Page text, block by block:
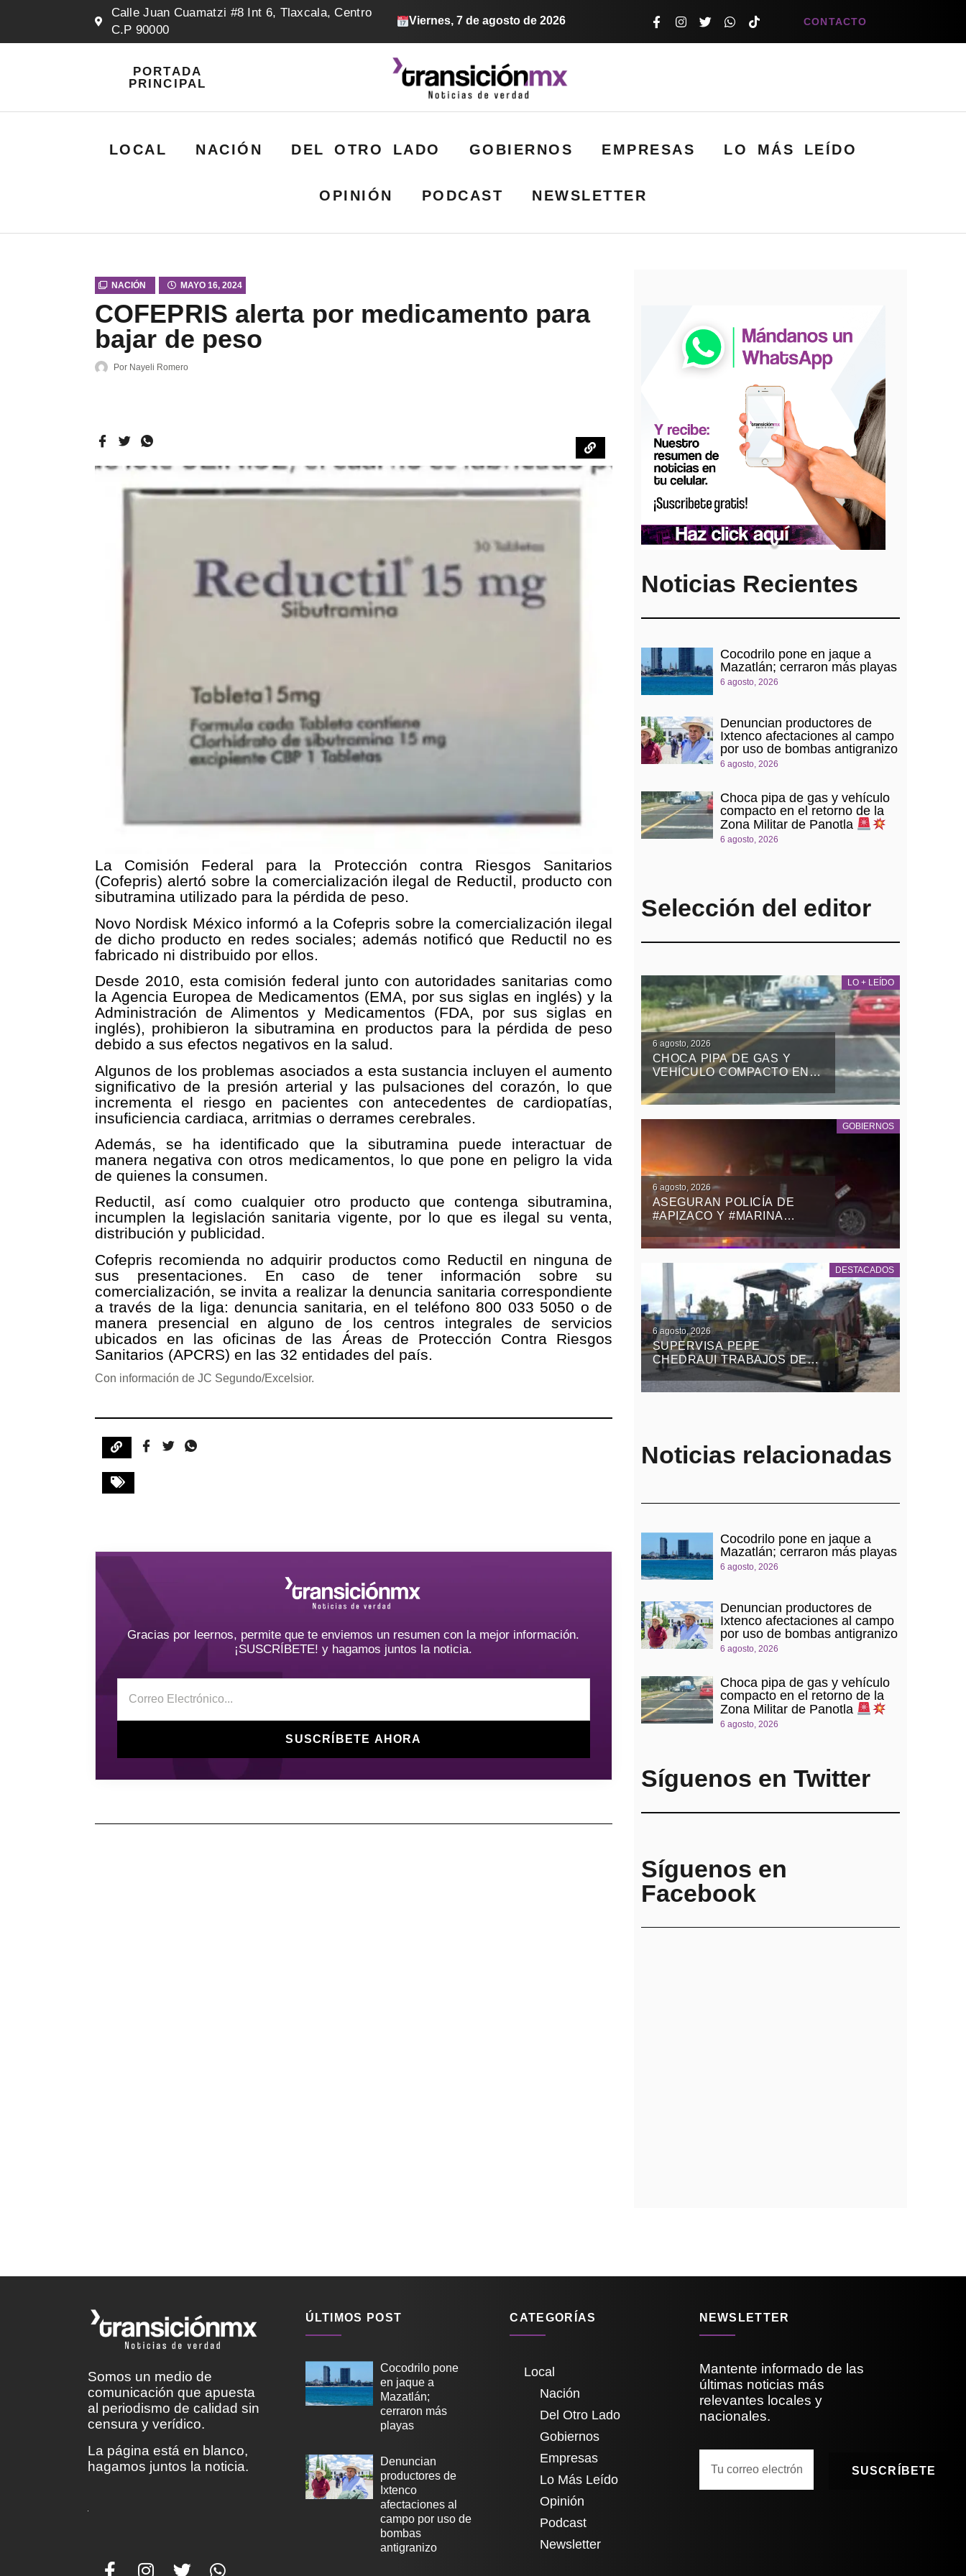
Calle Juan Cuamatzi #8 Int 6, Tlaxcala, Centro
C.P 90000
Viernes, 7 de agosto de 2026 CONTACTO
PORTADA
PRINCIPAL
LOCAL NACIÓN DEL OTRO LADO GOBIERNOS EMPRESAS LO MÁS LEÍDO
OPINIÓN PODCAST NEWSLETTER
NACIÓN MAYO 16, 2024
COFEPRIS alerta por medicamento para
bajar de peso
Por Nayeli Romero
La Comisión Federal para la Protección contra Riesgos Sanitarios
(Cofepris) alertó sobre la comercialización ilegal de Reductil, producto con
sibutramina utilizado para la pérdida de peso.
Novo Nordisk México informó a la Cofepris sobre la comercialización ilegal
de dicho producto en redes sociales; además notificó que Reductil no es
fabricado ni distribuido por ellos.
Desde 2010, esta comisión federal junto con autoridades sanitarias como
la Agencia Europea de Medicamentos (EMA, por sus siglas en inglés) y la
Administración de Alimentos y Medicamentos (FDA, por sus siglas en
inglés), prohibieron la sibutramina en productos para la pérdida de peso
debido a sus efectos negativos en la salud.
Algunos de los problemas asociados a esta sustancia incluyen el aumento
significativo de la presión arterial y las pulsaciones del corazón, lo que
incrementa el riesgo en pacientes con antecedentes de cardiopatías,
insuficiencia cardiaca, arritmias o derrames cerebrales.
Además, se ha identificado que la sibutramina puede interactuar de
manera negativa con otros medicamentos, lo que pone en peligro la vida
de quienes la consumen.
Reductil, así como cualquier otro producto que contenga sibutramina,
incumplen la legislación sanitaria vigente, por lo que es ilegal su venta,
distribución y publicidad.
Cofepris recomienda no adquirir productos como Reductil en ninguna de
sus presentaciones. En caso de tener información sobre su
comercialización, se invita a realizar la denuncia sanitaria correspondiente
a través de la liga: denuncia sanitaria, en el teléfono 800 033 5050 o de
manera presencial en alguno de los centros integrales de servicios
ubicados en las oficinas de las Áreas de Protección Contra Riesgos
Sanitarios (APCRS) en las 32 entidades del país.
Con información de JC Segundo/Excelsior.
Gracias por leernos, permite que te enviemos un resumen con la mejor información.
¡SUSCRÍBETE! y hagamos juntos la noticia.
SUSCRÍBETE AHORA
Noticias Recientes
Cocodrilo pone en jaque a
Mazatlán; cerraron más playas
6 agosto, 2026
Denuncian productores de
Ixtenco afectaciones al campo
por uso de bombas antigranizo
6 agosto, 2026
Choca pipa de gas y vehículo
compacto en el retorno de la
Zona Militar de Panotla
6 agosto, 2026
Selección del editor
LO + LEÍDO
6 agosto, 2026
CHOCA PIPA DE GAS Y
VEHÍCULO COMPACTO EN
EL RETORNO DE LA ZONA
MILITAR DE PANOTLA
GOBIERNOS
6 agosto, 2026
ASEGURAN POLICÍA DE
#APIZACO Y #MARINA
VEHÍCULO CON REPORTE
DE ROBO Y DETIENEN A UN
DESTACADOS
6 agosto, 2026
SUPERVISA PEPE
CHEDRAUI TRABAJOS DEL
TREN CAPITALINO DE
PAVIMENTACIÓN EN
Noticias relacionadas
Cocodrilo pone en jaque a
Mazatlán; cerraron más playas
6 agosto, 2026
Denuncian productores de
Ixtenco afectaciones al campo
por uso de bombas antigranizo
6 agosto, 2026
Choca pipa de gas y vehículo
compacto en el retorno de la
Zona Militar de Panotla
6 agosto, 2026
Síguenos en Twitter
Síguenos en
Facebook
Somos un medio de
comunicación que apuesta
al periodismo de calidad sin
censura y verídico.
La página está en blanco,
hagamos juntos la noticia.
ÚLTIMOS POST
Cocodrilo pone
en jaque a
Mazatlán;
cerraron más
playas
Denuncian
productores de
Ixtenco
afectaciones al
campo por uso de
bombas
antigranizo
CATEGORÍAS
Local
Nación
Del Otro Lado
Gobiernos
Empresas
Lo Más Leído
Opinión
Podcast
Newsletter
NEWSLETTER
Mantente informado de las
últimas noticias más
relevantes locales y
nacionales.
SUSCRÍBETE